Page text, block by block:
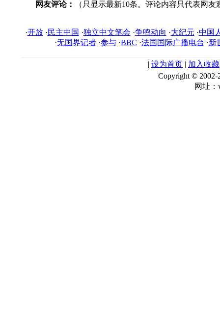
网友评论： （只显示最新10条。评论内容只代表网
·开放·民主中国 ·独立中文笔会 ·争鸣动向 ·大纪元 ·中国
·无国界记者·参与·BBC ·法国国际广播电台 ·新
| 设为首页 | 加入收藏
Copyright ©
网址：